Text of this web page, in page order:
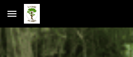
Skip to main content